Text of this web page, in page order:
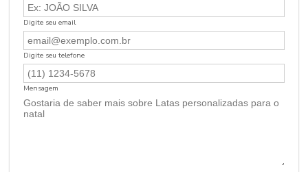
Digite seu email
Digite seu telefone
Mensagem